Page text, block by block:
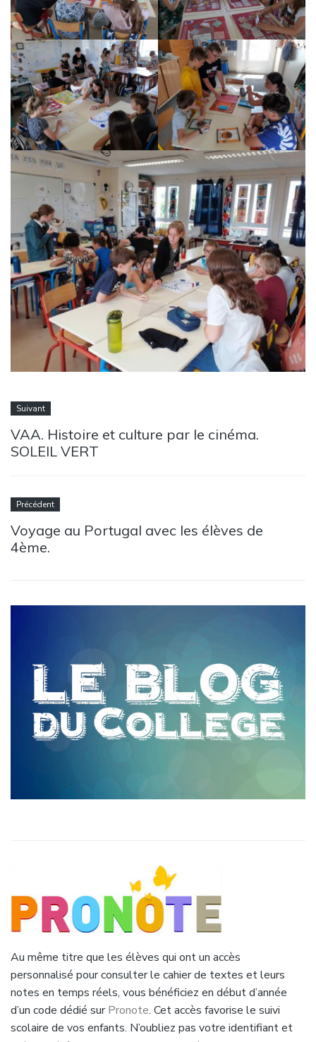
Suivant
VAA. Histoire et culture par le cinéma.
SOLEIL VERT
Précédent
Voyage au Portugal avec les élèves de
4ème.
Au même titre que les élèves qui ont un accès
personnalisé pour consulter le cahier de textes et leurs
notes en temps réels, vous bénéficiez en début d’année
d’un code dédié surPronote. Cet accès favorise le suivi
scolaire de vos enfants. N’oubliez pas votre identifiant et